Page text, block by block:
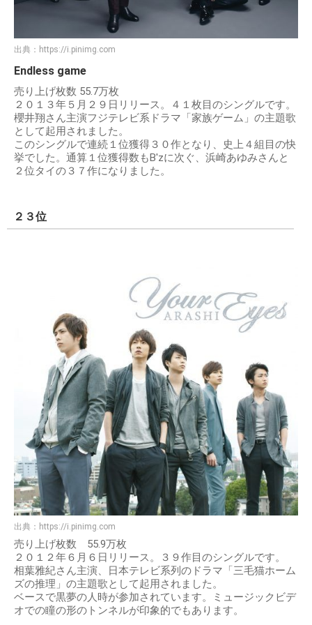
出典： https://i.pinimg.com
Endless game
売り上げ枚数 55.7万枚
２０１３年５月２９日リリース。４１枚目のシングルです。
櫻井翔さん主演フジテレビ系ドラマ「家族ゲーム」の主題歌
として起用されました。
このシングルで連続１位獲得３０作となり、史上４組目の快
挙でした。通算１位獲得数もB'zに次ぐ、浜崎あゆみさんと
２位タイの３７作になりました。
２３位
出典： https://i.pinimg.com
売り上げ枚数 55.9万枚
２０１２年６月６日リリース。３９作目のシングルです。
相葉雅紀さん主演、日本テレビ系列のドラマ「三毛猫ホーム
ズの推理」の主題歌として起用されました。
ベースで黒夢の人時が参加されています。ミュージックビデ
オでの瞳の形のトンネルが印象的でもあります。